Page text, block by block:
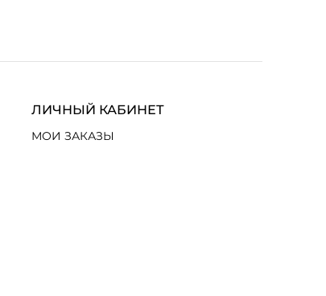
ЛИЧНЫЙ КАБИНЕТ
МОИ ЗАКАЗЫ